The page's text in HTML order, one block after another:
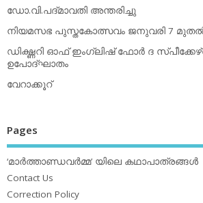
ഡോ.വി.പദ്മാവതി അന്തരിച്ചു
നിയമസഭ പുസ്തകോത്സവം ജനുവരി 7 മുതല്‍
ഡിക്ഷ്ണറി ഓഫ് ഇംഗ്ലിഷ് ഫോര്‍ ദ
ഉപോദ്ഘാതം
വേറാക്കൂറ്
Pages
‘മാര്‍ത്താണ്ഡവര്‍മ്മ’ യിലെ കഥാപാത്രങ്ങള്‍
Contact Us
Correction Policy